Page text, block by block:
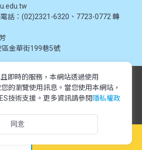
話：(02)2321-6320、7723-0772 轉
金華街199巷5號
. 版權所有。本網站內容由淡江大學推廣教育處
用。所有課程資訊、圖片及資料皆屬本單位所
Office of Continuing Education. All rights
website is provided by Tamkang University
Unauthorized reproduction or citation is
images, and data belong to this division
即時的服務，本網站透過使用
的瀏覽使用訊息。 當您使用本網站，
技術支援。更多資訊請參閱 隱私權政
同意